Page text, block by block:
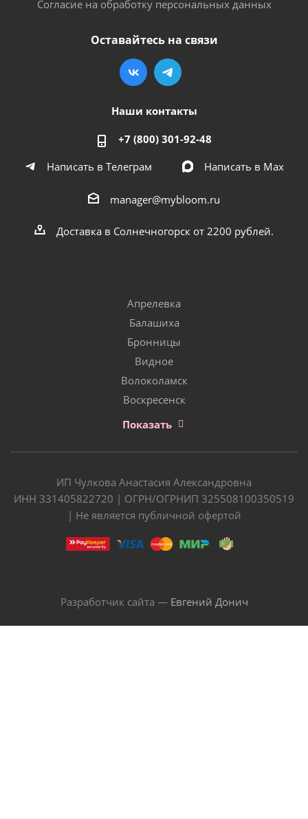
Согласие на обработку персональных данных
Оставайтесь на связи
Наши контакты
+7 (800) 301-92-48
Написать в Телеграм
Написать в Мах
manager@mybloom.ru
Доставка в Солнечногорск от 2200 рублей.
Апрелевка
Балашиха
Бронницы
Видное
Волоколамск
Воскресенск
Показать
ИП Чулкова Анастасия Александровна
ИНН 331405822720 | ОГРН/ОГРНИП 325508100350519
| Не является публичной офертой
Разработчик сайта — Евгений Донич